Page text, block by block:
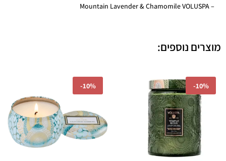
– Mountain Lavender & Chamomile VOLUSPA
מוצרים נוספים:
10%
-
המחיר
המקורי
היה:
₪229.00.
10%
-
היה:
₪79.00.
הוא:
₪71.10.